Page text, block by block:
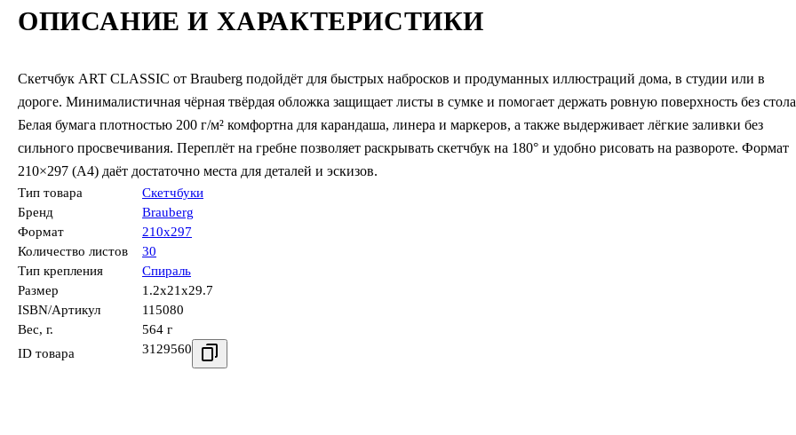
ОПИСАНИЕ И ХАРАКТЕРИСТИКИ
Скетчбук ART CLASSIC от Brauberg подойдёт для быстрых набросков и продуманных иллюстраций дома, в студии или в
дороге. Минималистичная чёрная твёрдая обложка защищает листы в сумке и помогает держать ровную поверхность без
Белая бумага плотностью 200 г/м² комфортна для карандаша, линера и маркеров, а также выдерживает лёгкие заливки без
сильного просвечивания. Переплёт на гребне позволяет раскрывать скетчбук на 180° и удобно рисовать на развороте. Формат
210×297 (А4) даёт достаточно места для деталей и эскизов.
Тип товара
Скетчбуки
Бренд
Brauberg
Формат
210х297
Количество листов
30
Тип крепления
Спираль
Размер
1.2x21x29.7
ISBN/Артикул
115080
Вес, г.
564 г
ID товара
3129560